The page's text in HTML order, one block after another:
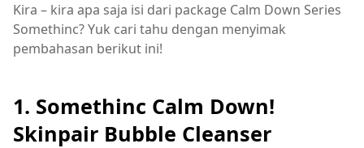
Kira – kira apa saja isi dari package Calm Down Series
Somethinc? Yuk cari tahu dengan menyimak
pembahasan berikut ini!
1. Somethinc Calm Down!
Skinpair Bubble Cleanser